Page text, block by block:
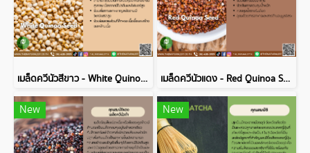
เมล็ดควีนัวสีขาว - White Quinoa Seed เมล็ดควีนัวแดง - Red Quinoa Seed
New New